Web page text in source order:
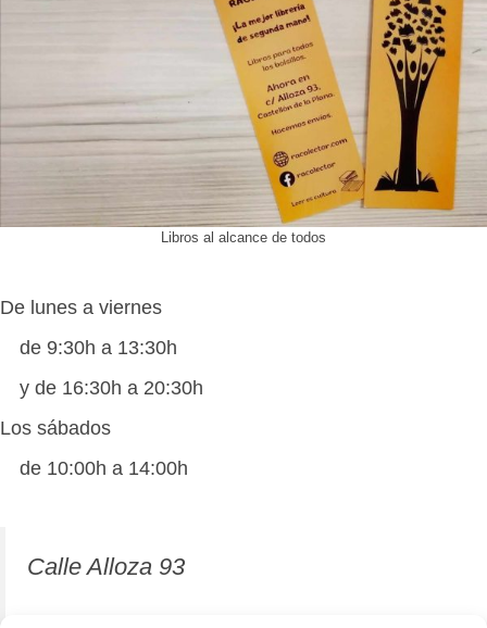
Libros al alcance de todos
De lunes a viernes
de 9:30h a 13:30h
y de 16:30h a 20:30h
Los sábados
de 10:00h a 14:00h
Calle Alloza 93